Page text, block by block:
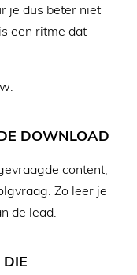
je dus beter niet
een ritme dat
DOWNLOAD
content,
Zo leer je
de lead.